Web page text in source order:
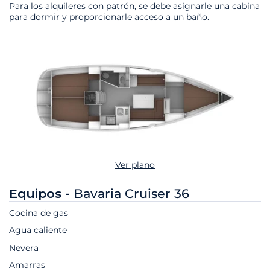
Para los alquileres con patrón, se debe asignarle una cabina
para dormir y proporcionarle acceso a un baño.
Ver plano
Equipos - Bavaria Cruiser 36
Cocina de gas
Agua caliente
Nevera
Amarras